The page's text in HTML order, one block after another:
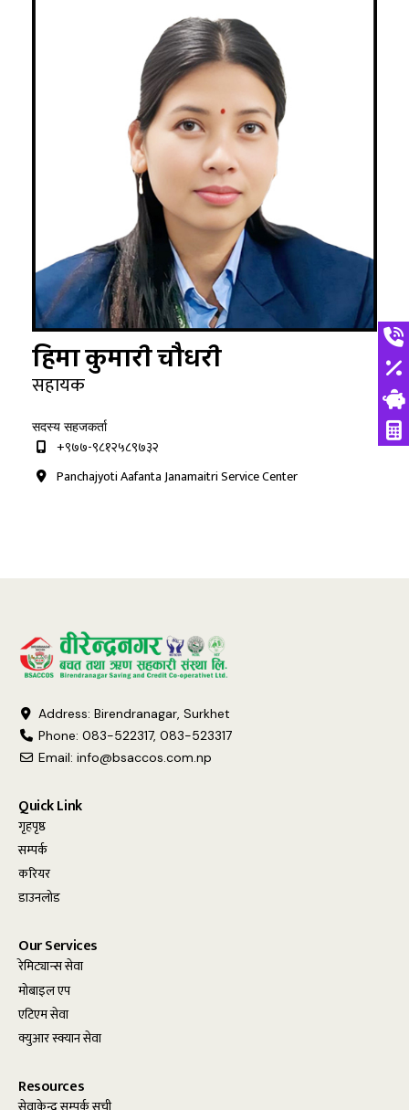
हिमा कुमारी चौधरी
सहायक
सदस्य सहजकर्ता
+९७७-९८१२५८९७३२
Panchajyoti Aafanta Janamaitri Service Center
Address: Birendranagar, Surkhet
Phone: 083-522317, 083-523317
Email: info@bsaccos.com.np
Quick Link
गृहपृष्ठ
सम्पर्क
करियर
डाउनलोड
Our Services
रेमिट्यान्स सेवा
मोबाइल एप
एटिएम सेवा
क्युआर स्क्यान सेवा
Resources